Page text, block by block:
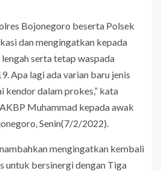
Bojonegoro beserta Polsek
dan mengingatkan kepada
serta tetap waspada
Apa lagi ada varian baru jenis
kendor dalam prokes,” kata
Muhammad kepada awak
Senin(7/2/2022).
mengingatkan kembali
untuk bersinergi dengan Tiga